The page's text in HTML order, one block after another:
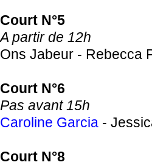
Court N°5
A partir de 12h
Ons Jabeur - Rebecca
Court N°6
Pas avant 15h
Caroline Garcia -
Court N°8